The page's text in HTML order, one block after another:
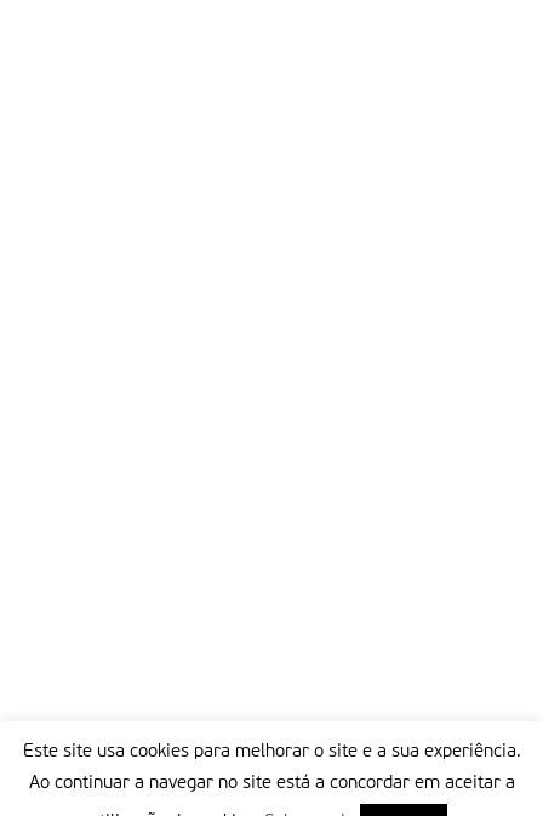
Este site usa cookies para melhorar o site e a sua experiência.
Ao continuar a navegar no site está a concordar em aceitar a